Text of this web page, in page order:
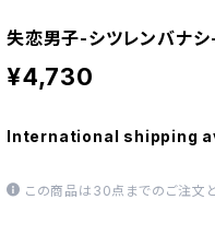
失恋男子-シツレンバナ
¥4,730
International shipping
この商品は30点までのご注文と